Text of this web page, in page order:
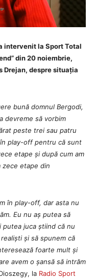
intervenit la Sport Total
din 20 noiembrie,
Drejan, despre situația
bună domnul Bergodi,
devreme să vorbim
peste trei sau patru
play-off pentru că sunt
etape și după cum am
zece etape din
în play-off, dar asta nu
Eu nu aș putea să
putea juca știind că nu
și să spunem că
foarte mult și
avem o șansă să intrăm
la Radio Sport